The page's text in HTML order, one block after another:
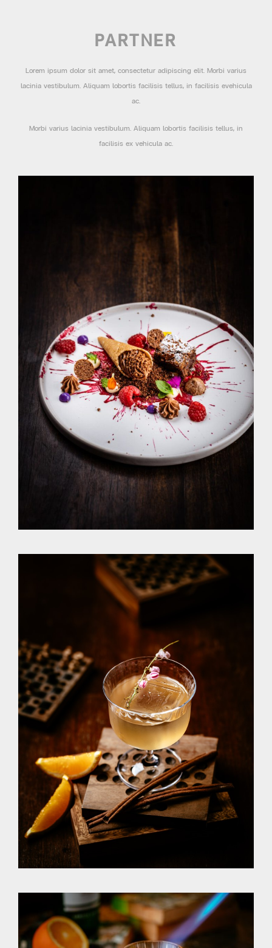
PARTNER
Lorem ipsum dolor sit amet, consectetur adipiscing elit. Morbi varius
lacinia vestibulum. Aliquam lobortis facilisis tellus, in facilisis evehicula
ac.
Morbi varius lacinia vestibulum. Aliquam lobortis facilisis tellus, in
facilisis ex vehicula ac.